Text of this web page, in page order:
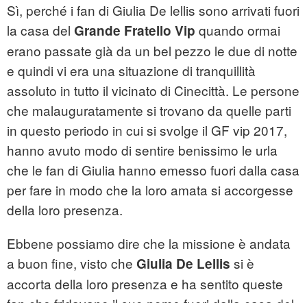
Sì, perché i fan di Giulia De lellis sono arrivati fuori
la casa del Grande Fratello Vip quando ormai
erano passate già da un bel pezzo le due di notte
e quindi vi era una situazione di tranquillità
assoluto in tutto il vicinato di Cinecittà. Le persone
che malauguratamente si trovano da quelle parti
in questo periodo in cui si svolge il GF vip 2017,
hanno avuto modo di sentire benissimo le urla
che le fan di Giulia hanno emesso fuori dalla casa
per fare in modo che la loro amata si accorgesse
della loro presenza.
Ebbene possiamo dire che la missione è andata
a buon fine, visto che Giulia De Lellis si è
accorta della loro presenza e ha sentito queste